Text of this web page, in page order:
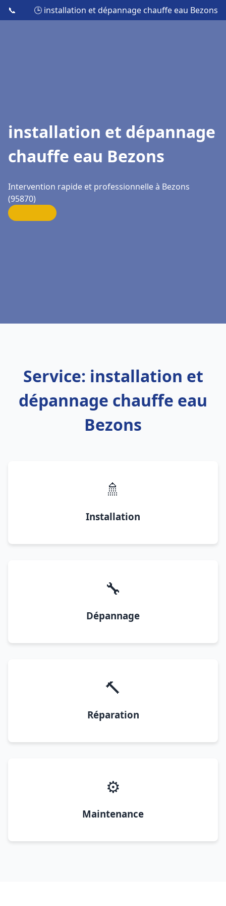
📞 🕒 installation et dépannage chauffe eau Bezons
installation et dépannage
chauffe eau Bezons
Intervention rapide et professionnelle à Bezons
(95870)
Service: installation et
dépannage chauffe eau
Bezons
🚿
Installation
🔧
Dépannage
🔨
Réparation
⚙️
Maintenance